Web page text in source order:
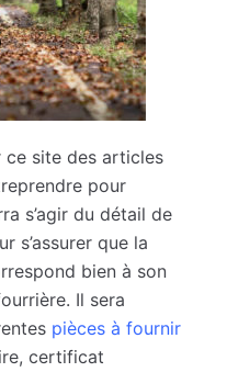
ce site des articles
pour
s’agir du détail de
s’assurer que la
bien à son
Il sera
pièces à fournir
certificat